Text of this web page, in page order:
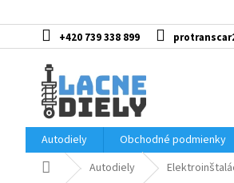
+420 739 338 899
Autodiely
Obchodné podmienky
DomovAutodiely